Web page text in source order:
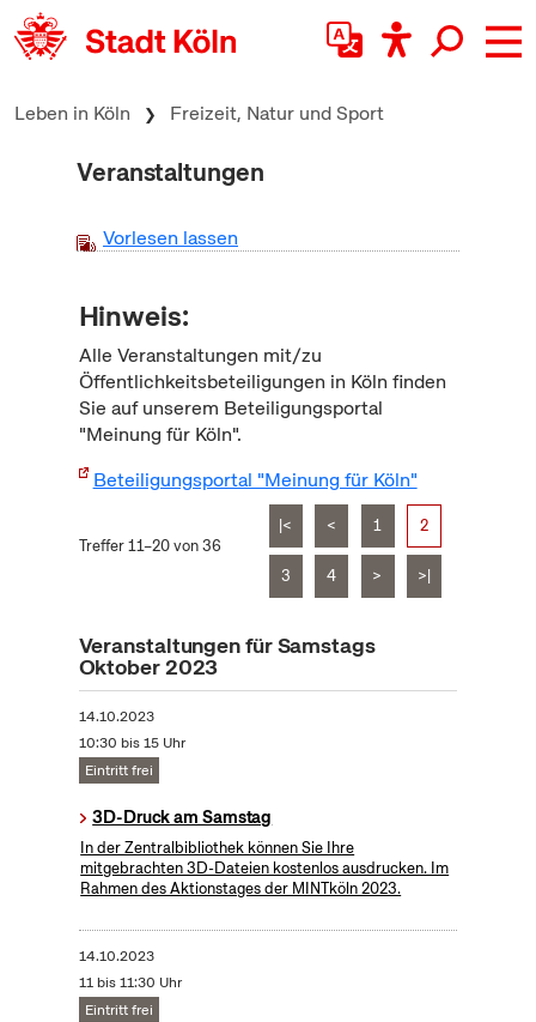
zum Inhalt springen
Leben in Köln Freizeit, Natur und Sport
Veranstaltungen
Vorlesen lassen
Hinweis:
Alle Veranstaltungen mit/zu
Öffentlichkeitsbeteiligungen in Köln finden
Sie auf unserem Beteiligungsportal
"Meinung für Köln".
Beteiligungsportal "Meinung für Köln"
Treffer 11–20 von 36
|< < 1 2
3 4 > >|
Veranstaltungen für Samstags
Oktober 2023
14.10.2023
10:30 bis 15 Uhr
Eintritt frei
3D-Druck am Samstag
In der Zentralbibliothek können Sie Ihre
mitgebrachten 3D-Dateien kostenlos ausdrucken. Im
Rahmen des Aktionstages der MINTköln 2023.
14.10.2023
11 bis 11:30 Uhr
Eintritt frei